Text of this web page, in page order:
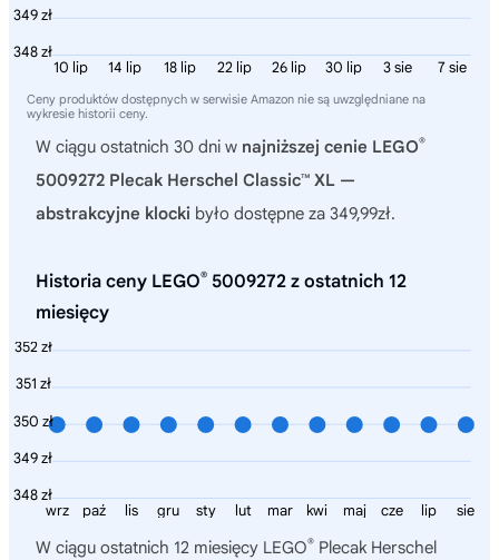
349 zł
348 zł
7 sie
3 sie
30 lip
26 lip
22 lip
18 lip
14 lip
10 lip
Ceny produktów dostępnych w serwisie Amazon nie są uwzględniane na
wykresie historii ceny.
W ciągu ostatnich 30 dni w najniższej cenie LEGO®
5009272 Plecak Herschel Classic™ XL —
abstrakcyjne klocki było dostępne za 349,99zł.
Historia ceny LEGO® 5009272 z ostatnich 12
miesięcy
352 zł
351 zł
350 zł
349 zł
348 zł
sie
lip
cze
maj
kwi
mar
lut
sty
gru
lis
paź
wrz
W ciągu ostatnich 12 miesięcy LEGO® Plecak Herschel